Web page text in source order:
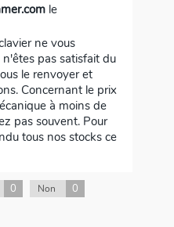
le
ne vous
pas satisfait du
le renvoyer et
Concernant le prix
à moins de
pas souvent. Pour
tous nos stocks ce
0 Non 0